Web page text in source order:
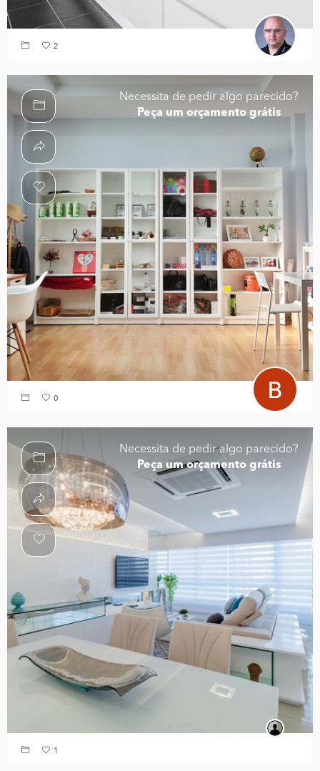
2
Necessita de pedir algo parecido?
Peça um orçamento grátis
0
Necessita de pedir algo parecido?
Peça um orçamento grátis
1